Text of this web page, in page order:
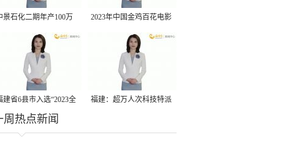
景石化二期年产100万
吨丙烷脱氢项目建成中交
2023年中国金鸡百花电影
节有福电影巡展31日启动
建省6县市入选“2023全
县域发展潜力百强县”
福建：超万人次科技特派
周热点新闻